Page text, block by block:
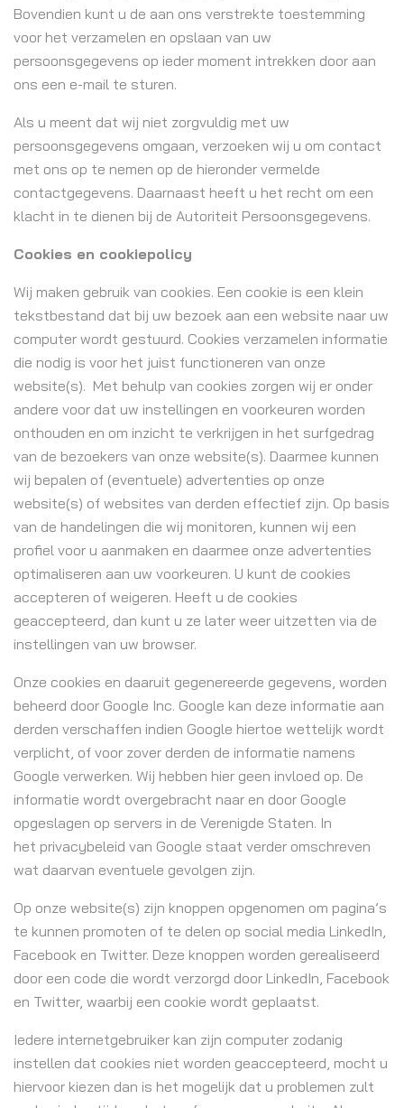
Bovendien kunt u de aan ons verstrekte toestemming
voor het verzamelen en opslaan van uw
persoonsgegevens op ieder moment intrekken door aan
ons een e-mail te sturen.
Als u meent dat wij niet zorgvuldig met uw
persoonsgegevens omgaan, verzoeken wij u om contact
met ons op te nemen op de hieronder vermelde
contactgegevens. Daarnaast heeft u het recht om een
klacht in te dienen bij de Autoriteit Persoonsgegevens.
Cookies en cookiepolicy
Wij maken gebruik van cookies. Een cookie is een klein
tekstbestand dat bij uw bezoek aan een website naar uw
computer wordt gestuurd. Cookies verzamelen informatie
die nodig is voor het juist functioneren van onze
website(s). Met behulp van cookies zorgen wij er onder
andere voor dat uw instellingen en voorkeuren worden
onthouden en om inzicht te verkrijgen in het surfgedrag
van de bezoekers van onze website(s). Daarmee kunnen
wij bepalen of (eventuele) advertenties op onze
website(s) of websites van derden effectief zijn. Op basis
van de handelingen die wij monitoren, kunnen wij een
profiel voor u aanmaken en daarmee onze advertenties
optimaliseren aan uw voorkeuren. U kunt de cookies
accepteren of weigeren. Heeft u de cookies
geaccepteerd, dan kunt u ze later weer uitzetten via de
instellingen van uw browser.
Onze cookies en daaruit gegenereerde gegevens, worden
beheerd door Google Inc. Google kan deze informatie aan
derden verschaffen indien Google hiertoe wettelijk wordt
verplicht, of voor zover derden de informatie namens
Google verwerken. Wij hebben hier geen invloed op. De
informatie wordt overgebracht naar en door Google
opgeslagen op servers in de Verenigde Staten. In
het privacybeleid van Google staat verder omschreven
wat daarvan eventuele gevolgen zijn.
Op onze website(s) zijn knoppen opgenomen om pagina’s
te kunnen promoten of te delen op social media LinkedIn,
Facebook en Twitter. Deze knoppen worden gerealiseerd
door een code die wordt verzorgd door LinkedIn, Facebook
en Twitter, waarbij een cookie wordt geplaatst.
Iedere internetgebruiker kan zijn computer zodanig
instellen dat cookies niet worden geaccepteerd, mocht u
hiervoor kiezen dan is het mogelijk dat u problemen zult